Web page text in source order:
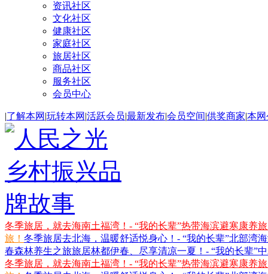
资讯社区
文化社区
健康社区
家庭社区
旅居社区
商品社区
服务社区
会员中心
|了解本网 |玩转本网 |活跃会员|最新发布|会员空间|供奖商家|本
冬季旅居，就去海南土福湾！- “我的长辈”热带海滨避寒康养
旅！ 冬季旅居去北海，温暖舒适悦身心！- “我的长辈”北部湾
春森林养生之旅旅居林都伊春、尽享清凉一夏！- “我的长辈”
冬季旅居，就去海南土福湾！- “我的长辈”热带海滨避寒康养